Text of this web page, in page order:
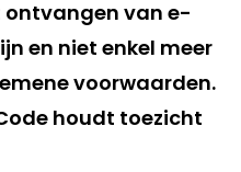
van e-
en niet enkel meer
voorwaarden.
houdt toezicht